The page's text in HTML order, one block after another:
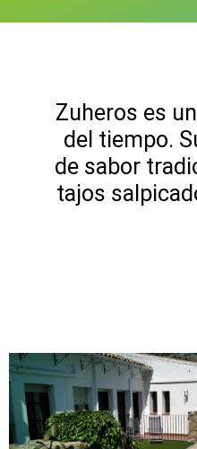
Zuheros es
del tiempo.
de sabor
tajos